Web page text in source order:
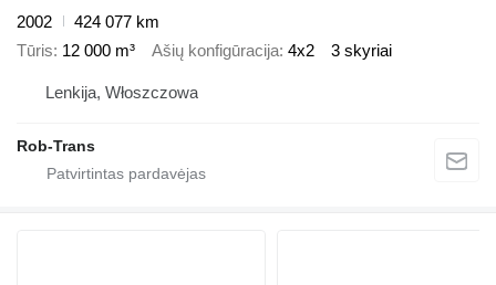
2002
424 077 km
Tūris 12 000 m³ Ašių konfigūracija 4x2 3 skyriai
Lenkija, Włoszczowa
Rob-Trans